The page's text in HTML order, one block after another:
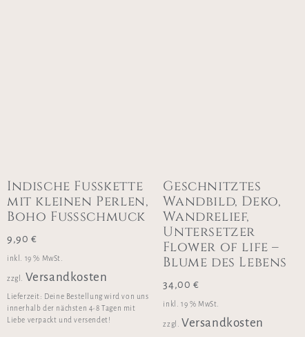
Indische Fußkette
mit kleinen Perlen,
Boho Fußschmuck
9,90 €
inkl. 19 % MwSt.
zzgl. Versandkosten
Lieferzeit: Deine Bestellung wird von uns
innerhalb der nächsten 4-8 Tagen mit
Liebe verpackt und versendet!
Geschnitztes
Wandbild, Deko,
Wandrelief,
Untersetzer
Flower of life –
Blume des Lebens
34,00 €
inkl. 19 % MwSt.
zzgl. Versandkosten